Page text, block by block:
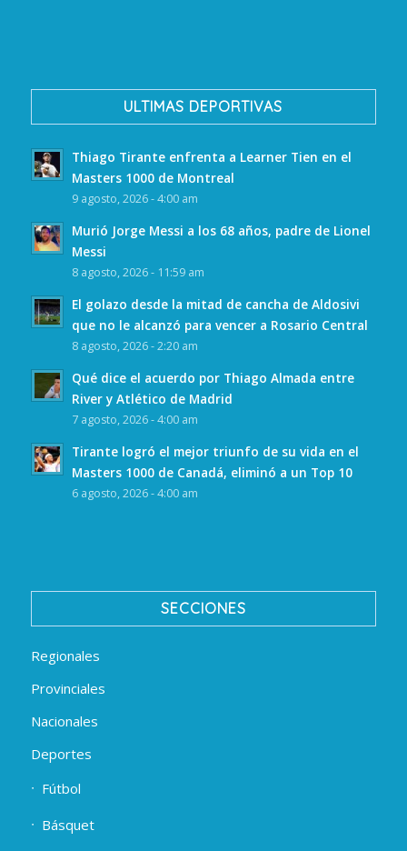
ULTIMAS DEPORTIVAS
Thiago Tirante enfrenta a Learner Tien en el
Masters 1000 de Montreal
9 agosto, 2026 - 4:00 am
Murió Jorge Messi a los 68 años, padre de Lionel
Messi
8 agosto, 2026 - 11:59 am
El golazo desde la mitad de cancha de Aldosivi
que no le alcanzó para vencer a Rosario Central
8 agosto, 2026 - 2:20 am
Qué dice el acuerdo por Thiago Almada entre
River y Atlético de Madrid
7 agosto, 2026 - 4:00 am
Tirante logró el mejor triunfo de su vida en el
Masters 1000 de Canadá, eliminó a un Top 10
6 agosto, 2026 - 4:00 am
SECCIONES
Regionales
Provinciales
Nacionales
Deportes
Fútbol
Básquet